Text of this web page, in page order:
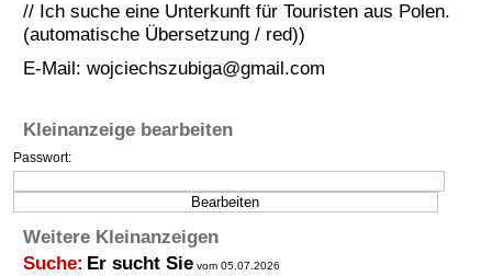
Gesundheit
Kultur
Termine
Kostenlos
// Ich suche eine Unterkunft für Touristen aus Polen.
(automatische Übersetzung / red))
E-Mail: wojciechszubiga@gmail.com
Kleinanzeige bearbeiten
Passwort:
Weitere Kleinanzeigen
Suche: Er sucht Sie vom 05.07.2026